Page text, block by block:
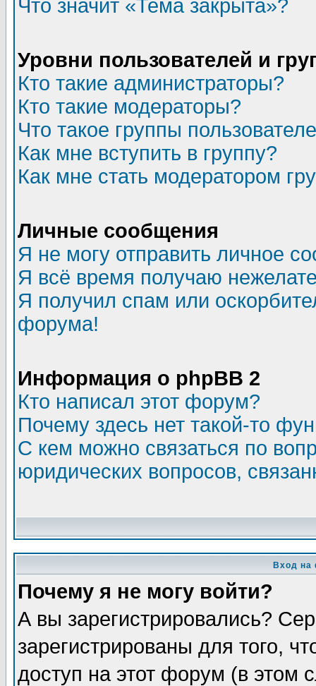
Что значит «Тема закрыта»?
Уровни пользователей и
Кто такие администраторы?
Кто такие модераторы?
Что такое группы
Как мне вступить в группу?
Как мне стать модератором
Личные сообщения
Я не могу отправить личное
Я всё время получаю
Я получил спам или
форума!
Информация о phpBB 2
Кто написал этот форум?
Почему здесь нет такой-то
С кем можно связаться по
юридических вопросов,
Вход на
Почему я не могу войти?
А вы зарегистрировались?
зарегистрированы для того,
доступ на этот форум (в этом